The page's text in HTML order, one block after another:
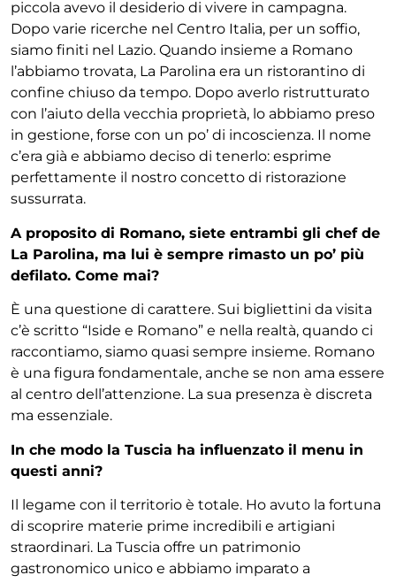
piccola avevo il desiderio di vivere in campagna.
Dopo varie ricerche nel Centro Italia, per un soffio,
siamo finiti nel Lazio. Quando insieme a Romano
l’abbiamo trovata, La Parolina era un ristorantino di
confine chiuso da tempo. Dopo averlo ristrutturato
con l’aiuto della vecchia proprietà, lo abbiamo preso
in gestione, forse con un po’ di incoscienza. Il nome
c’era già e abbiamo deciso di tenerlo: esprime
perfettamente il nostro concetto di ristorazione
sussurrata.
A proposito di Romano, siete entrambi gli chef de
La Parolina, ma lui è sempre rimasto un po’ più
defilato. Come mai?
È una questione di carattere. Sui bigliettini da visita
c’è scritto “Iside e Romano” e nella realtà, quando ci
raccontiamo, siamo quasi sempre insieme. Romano
è una figura fondamentale, anche se non ama essere
al centro dell’attenzione. La sua presenza è discreta
ma essenziale.
In che modo la Tuscia ha influenzato il menu in
questi anni?
Il legame con il territorio è totale. Ho avuto la fortuna
di scoprire materie prime incredibili e artigiani
straordinari. La Tuscia offre un patrimonio
gastronomico unico e abbiamo imparato a